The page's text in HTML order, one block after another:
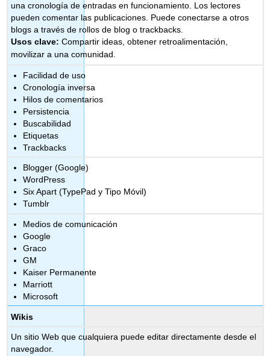
una cronología de entradas en funcionamiento. Los lectores
pueden comentar las publicaciones. Puede conectarse a otros
blogs a través de rollos de blog o trackbacks.
Usos clave: Compartir ideas, obtener retroalimentación,
movilizar a una comunidad.
Facilidad de uso
Cronología inversa
Hilos de comentarios
Persistencia
Buscabilidad
Etiquetas
Trackbacks
Blogger (Google)
WordPress
Six Apart (TypePad y Tipo Móvil)
Tumblr
Medios de comunicación
Google
Graco
GM
Kaiser Permanente
Marriott
Microsoft
Wikis
Un sitio Web que cualquiera puede editar directamente desde el
navegador.